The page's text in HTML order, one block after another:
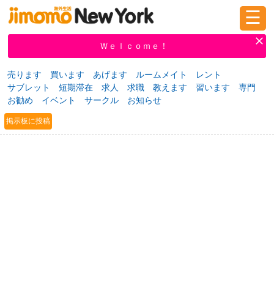
新規登録
掲示板 教えて！
☰
Ｗｅｌｃｏｍｅ！
売ります 買います あげます ルームメイト
レント
サブレット
短期滞在 求人 求職 教えます 習います
専門
お勧め
イベント サークル お知らせ
掲示板に投稿